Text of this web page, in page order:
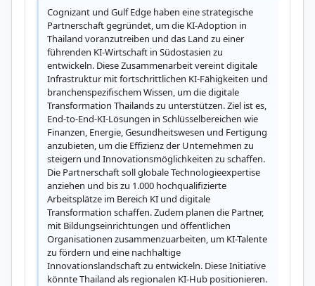
Cognizant und Gulf Edge haben eine strategische
Partnerschaft gegründet, um die KI-Adoption in
Thailand voranzutreiben und das Land zu einer
führenden KI-Wirtschaft in Südostasien zu
entwickeln. Diese Zusammenarbeit vereint digitale
Infrastruktur mit fortschrittlichen KI-Fähigkeiten und
branchenspezifischem Wissen, um die digitale
Transformation Thailands zu unterstützen. Ziel ist es,
End-to-End-KI-Lösungen in Schlüsselbereichen wie
Finanzen, Energie, Gesundheitswesen und Fertigung
anzubieten, um die Effizienz der Unternehmen zu
steigern und Innovationsmöglichkeiten zu schaffen.
Die Partnerschaft soll globale Technologieexpertise
anziehen und bis zu 1.000 hochqualifizierte
Arbeitsplätze im Bereich KI und digitale
Transformation schaffen. Zudem planen die Partner,
mit Bildungseinrichtungen und öffentlichen
Organisationen zusammenzuarbeiten, um KI-Talente
zu fördern und eine nachhaltige
Innovationslandschaft zu entwickeln. Diese Initiative
könnte Thailand als regionalen KI-Hub positionieren.